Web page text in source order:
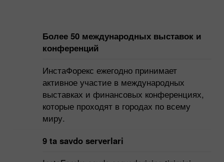
Более 50 международных выставок и
конференций
ИнстаФорекс ежегодно принимает
активное участие в международных
выставках и финансовых конференциях,
которые проходят в городах по всему
миру.
9 ta savdo serverlari